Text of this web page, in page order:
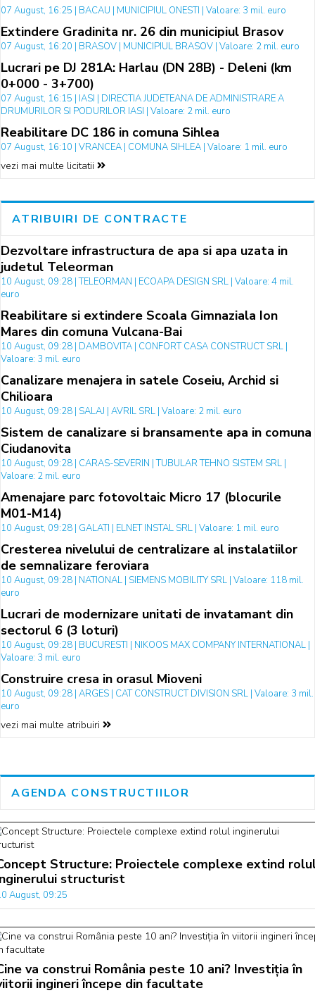
07 August, 16:25 | BACAU | MUNICIPIUL ONESTI | Valoare: 3 mil. euro
Extindere Gradinita nr. 26 din municipiul Brasov
07 August, 16:20 | BRASOV | MUNICIPIUL BRASOV | Valoare: 2 mil. euro
Lucrari pe DJ 281A: Harlau (DN 28B) - Deleni (km
0+000 - 3+700)
07 August, 16:15 | IASI | DIRECTIA JUDETEANA DE ADMINISTRARE A
DRUMURILOR SI PODURILOR IASI | Valoare: 2 mil. euro
Reabilitare DC 186 in comuna Sihlea
07 August, 16:10 | VRANCEA | COMUNA SIHLEA | Valoare: 1 mil. euro
vezi mai multe licitatii
ATRIBUIRI DE CONTRACTE
Dezvoltare infrastructura de apa si apa uzata in
judetul Teleorman
10 August, 09:28 | TELEORMAN | ECOAPA DESIGN SRL | Valoare: 4 mil.
euro
Reabilitare si extindere Scoala Gimnaziala Ion
Mares din comuna Vulcana-Bai
10 August, 09:28 | DAMBOVITA | CONFORT CASA CONSTRUCT SRL |
Valoare: 3 mil. euro
Canalizare menajera in satele Coseiu, Archid si
Chilioara
10 August, 09:28 | SALAJ | AVRIL SRL | Valoare: 2 mil. euro
Sistem de canalizare si bransamente apa in comuna
Ciudanovita
10 August, 09:28 | CARAS-SEVERIN | TUBULAR TEHNO SISTEM SRL |
Valoare: 2 mil. euro
Amenajare parc fotovoltaic Micro 17 (blocurile
M01-M14)
10 August, 09:28 | GALATI | ELNET INSTAL SRL | Valoare: 1 mil. euro
Cresterea nivelului de centralizare al instalatiilor
de semnalizare feroviara
10 August, 09:28 | NATIONAL | SIEMENS MOBILITY SRL | Valoare: 118 mil.
euro
Lucrari de modernizare unitati de invatamant din
sectorul 6 (3 loturi)
10 August, 09:28 | BUCURESTI | NIKOOS MAX COMPANY INTERNATIONAL |
Valoare: 3 mil. euro
Construire cresa in orasul Mioveni
10 August, 09:28 | ARGES | CAT CONSTRUCT DIVISION SRL | Valoare: 3 mil.
euro
vezi mai multe atribuiri
AGENDA CONSTRUCTIILOR
Structure: Proiectele complexe extind
structurist
August, 09:25
va construi România peste 10 ani? Investiția în
ingineri începe din facultate